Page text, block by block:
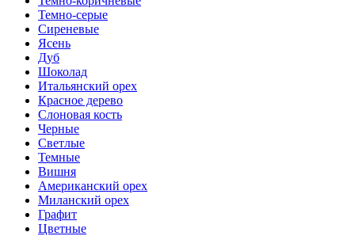
Темно-серые
Сиреневые
Ясень
Дуб
Шоколад
Итальянский орех
Красное дерево
Слоновая кость
Черные
Светлые
Темные
Вишня
Американский орех
Миланский орех
Графит
Цветные